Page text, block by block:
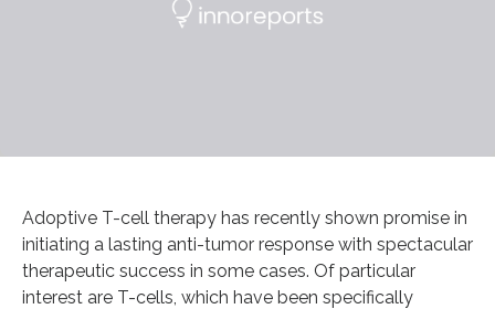
Adoptive T-cell therapy has recently shown promise in
initiating a lasting anti-tumor response with spectacular
therapeutic success in some cases. Of particular
interest are T-cells, which have been specifically